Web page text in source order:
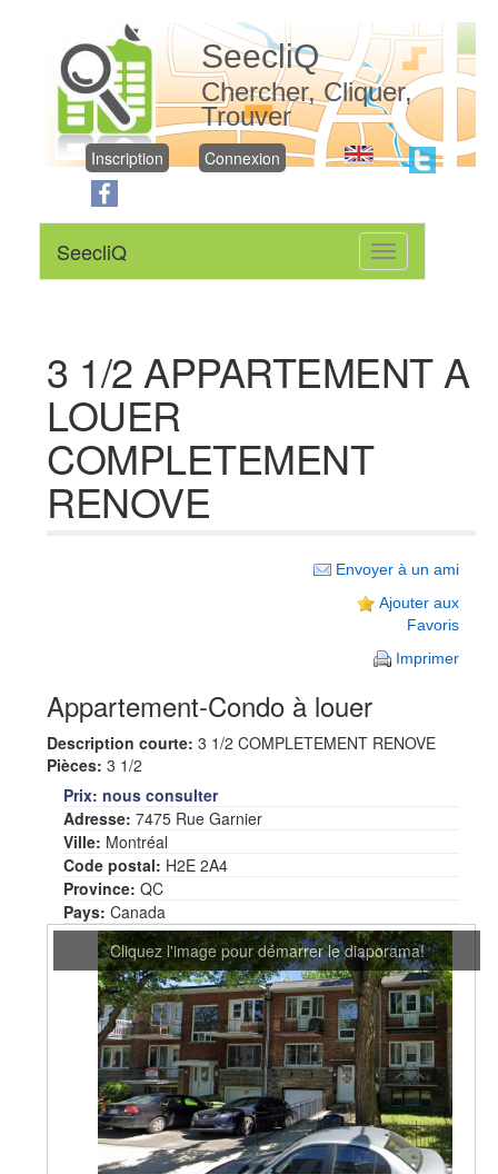
SeecliQ
Chercher, Cliquer,
Trouver
Inscription Connexion
Toggle
navigation
SeecliQ
3 1/2 APPARTEMENT A
LOUER
COMPLETEMENT
RENOVE
Envoyer à un ami
Ajouter aux
Favoris
Imprimer
Appartement-Condo à louer
Description courte: 3 1/2 COMPLETEMENT RENOVE
Pièces: 3 1/2
Prix: nous consulter
Adresse: 7475 Rue Garnier
Ville: Montréal
Code postal: H2E 2A4
Province: QC
Pays: Canada
Cliquez l'image pour démarrer le diaporama!